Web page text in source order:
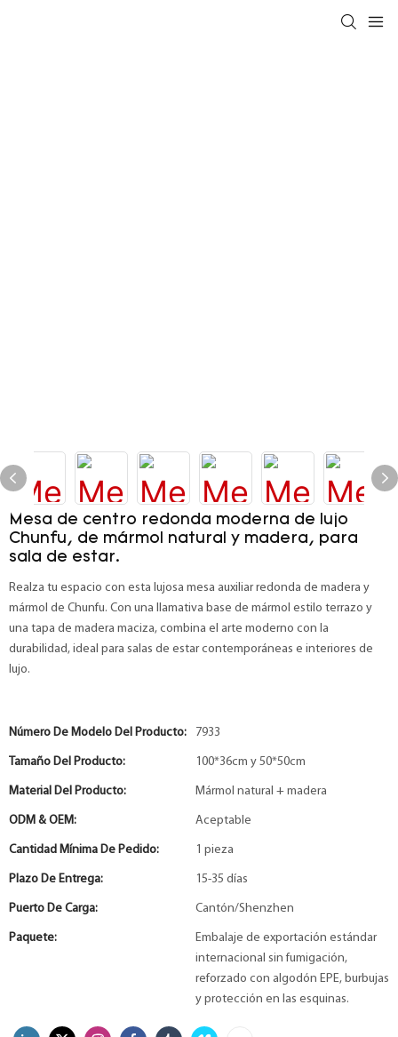
Mesa de centro redonda moderna de lujo
Chunfu, de mármol natural y madera, para
sala de estar.
Realza tu espacio con esta lujosa mesa auxiliar redonda de madera y
mármol de Chunfu. Con una llamativa base de mármol estilo terrazo y
una tapa de madera maciza, combina el arte moderno con la
durabilidad, ideal para salas de estar contemporáneas e interiores de
lujo.
Número De Modelo Del Producto: 7933
Tamaño Del Producto: 100*36cm y 50*50cm
Material Del Producto: Mármol natural + madera
ODM & OEM: Aceptable
Cantidad Mínima De Pedido: 1 pieza
Plazo De Entrega: 15-35 días
Puerto De Carga: Cantón/Shenzhen
Paquete:
Embalaje de exportación estándar
internacional sin fumigación,
reforzado con algodón EPE, burbujas
y protección en las esquinas.